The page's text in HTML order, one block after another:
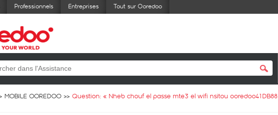
Professionnels Entreprises Tout sur Ooredoo
MOBILE OOREDOO Question: « Nheb chouf el passe mte3 el wifi nsitou ooredoo41DB88